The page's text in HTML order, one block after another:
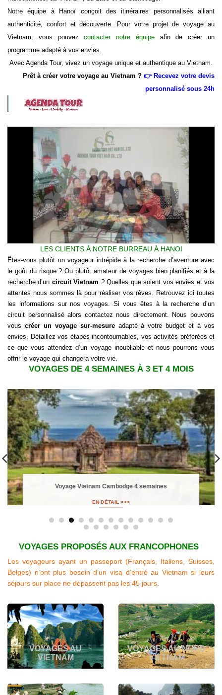
Notre équipe à Hanoï conçoit des itinéraires personnalisés alliant
authenticité, confort et découverte. Pour votre projet devoyage au
Vietnam, vous pouvezcontacter notre équipeafin de créer un
programme adapté à vos envies.
Avec Agenda Tour, vivez un voyage unique et authentique au Vietnam.
Prêt à créer votre voyage au Vietnam ? 👉 Recevez votre devis
personnalisé sous 24h
LES CLIENTS À NOTRE BURREAU À HANOI
Êtes-vous plutôt un voyageur intrépide à la recherche d’aventure avec
le goût du risque ? Ou plutôt amateur de voyages bien planifiés et à la
recherche d’un circuit Vietnam ? Quelles que soient vos envies et vos
attentes nous sommes là pour réaliser vos rêves. Retrouvez ici toutes
les informations sur nos voyages. Si vous êtes à la recherche d’un
circuit personnalisé alors contactez nous directement. Nous pouvons
vous créer un voyage sur-mesureadapté à votre budget et à vos
envies. Détaillez vos étapes incontournables, vos activités préférées et
ce que vous attendez d’un voyage inoubliable et nous pourrons vous
offrir le voyage qui changera votre vie.
VOYAGES DE 4 SEMAINES À 3 ET 4 MOIS
Voyage Vietnam Cambodge 4 semaines
VOYAGES PROPOSÉS AUX FRANCOPHONES
Les voyageurs ayant un passeport (Français, Italiens, Suisses,
Belges) n’ont plus besoin d’un visa d’entré au Vietnam si leurs
séjours sur place ne dépassent pas les 45 jours.
VOYAGES AU
VIETNAM
VOYAGES AU NORD
VIETNAM